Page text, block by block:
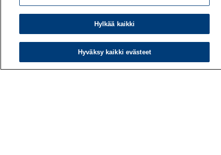
Työterveyslaitos
Hylkää kaikki
Hyväksy kaikki evästeet